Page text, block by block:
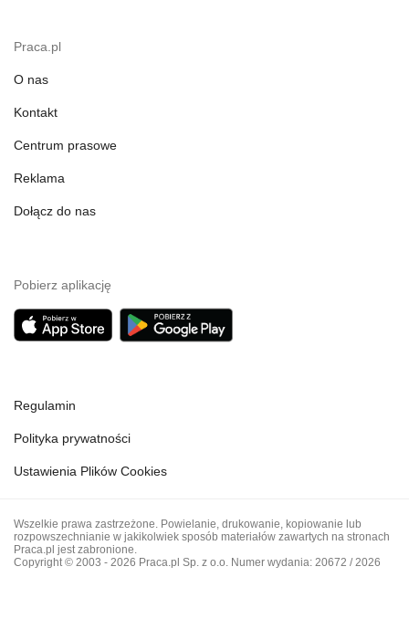
Praca.pl
O nas
Kontakt
Centrum prasowe
Reklama
Dołącz do nas
Pobierz aplikację
Regulamin
Polityka prywatności
Ustawienia Plików Cookies
Wszelkie prawa zastrzeżone. Powielanie, drukowanie, kopiowanie lub
rozpowszechnianie w jakikolwiek sposób materiałów zawartych na stronach
Praca.pl jest zabronione.
Copyright © 2003 - 2026 Praca.pl Sp. z o.o. Numer wydania: 20672 / 2026